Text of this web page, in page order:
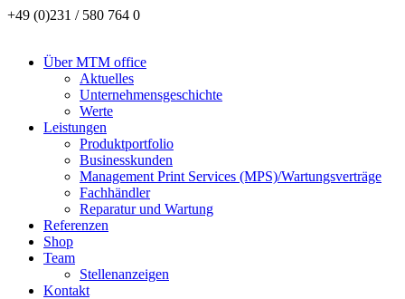
+49 (0)231 / 580 764 0
Über MTM office
Aktuelles
Unternehmensgeschichte
Werte
Leistungen
Produktportfolio
Businesskunden
Management Print Services (MPS)/Wartungsverträge
Fachhändler
Reparatur und Wartung
Referenzen
Shop
Team
Stellenanzeigen
Kontakt